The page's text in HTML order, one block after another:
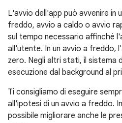
L'avvio dell'app può avvenire in
freddo, avvio a caldo o avvio
sul tempo necessario affinché
all'utente. In un avvio a freddo,
zero. Negli altri stati, il sistema
esecuzione dal background al
Ti consigliamo di eseguire
all'ipotesi di un avvio a freddo.
possibile migliorare anche le